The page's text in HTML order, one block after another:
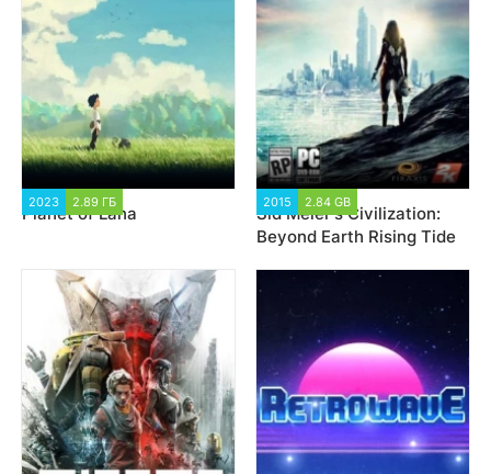
2023 2.89 ГБ
Planet of Lana
2015 2.84 GB
Sid Meier's Civilization:
Beyond Earth Rising Tide